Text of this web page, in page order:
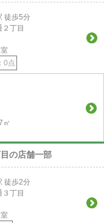
徒歩5分
丁目
室
0点
㎡
の店舗一部
徒歩2分
丁目
室